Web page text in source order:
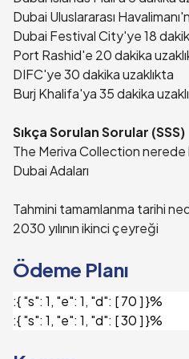
Dubai Uluslararası
Dubai Festival City'ye 18
Port Rashid'e 20 dakika
DIFC'ye 30 dakika uzaklıkta
Burj Khalifa'ya 35 dakika
Sıkça Sorulan Sorular (SSS)
The Meriva Collection nerede
Dubai Adaları
Tahmini tamamlanma tarihi
2030 yılının ikinci çeyreği
Ödeme Planı
:{ "s": 1, "e": 1, "d": [ 70 ] }%
:{ "s": 1, "e": 1, "d": [ 30 ] }%